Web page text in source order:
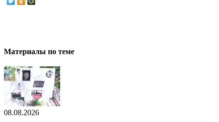
Материалы по теме
08.08.2026